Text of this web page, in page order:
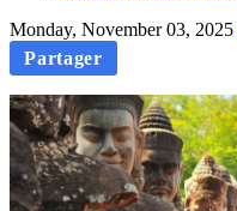
Monday, November 03, 2025
Partager